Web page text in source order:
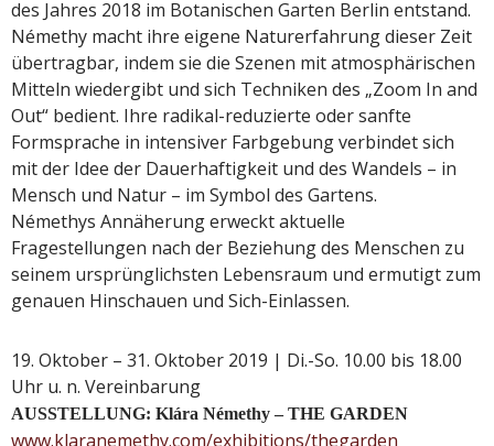
des Jahres 2018 im Botanischen Garten Berlin entstand.
Némethy macht ihre eigene Naturerfahrung dieser Zeit
übertragbar, indem sie die Szenen mit atmosphärischen
Mitteln wiedergibt und sich Techniken des „Zoom In and
Out“ bedient. Ihre radikal-reduzierte oder sanfte
Formsprache in intensiver Farbgebung verbindet sich
mit der Idee der Dauerhaftigkeit und des Wandels – in
Mensch und Natur – im Symbol des Gartens.
Némethys Annäherung erweckt aktuelle
Fragestellungen nach der Beziehung des Menschen zu
seinem ursprünglichsten Lebensraum und ermutigt zum
genauen Hinschauen und Sich-Einlassen.
19. Oktober – 31. Oktober 2019 | Di.-So. 10.00 bis 18.00
Uhr u. n. Vereinbarung
AUSSTELLUNG: Klára Némethy – THE GARDEN
www.klaranemethy.com/exhibitions/thegarden